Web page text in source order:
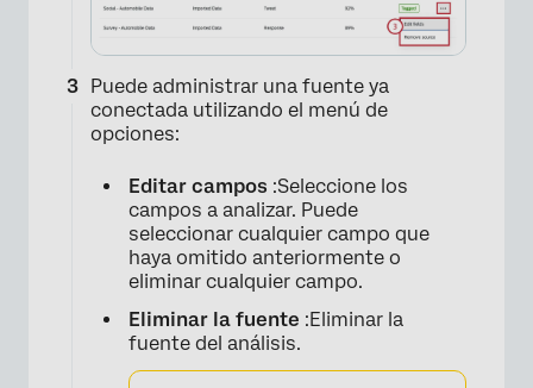
Puede administrar una fuente ya
conectada utilizando el menú de
opciones:
Editar campos :Seleccione los
campos a analizar. Puede
seleccionar cualquier campo que
haya omitido anteriormente o
eliminar cualquier campo.
Eliminar la fuente :Eliminar la
fuente del análisis.